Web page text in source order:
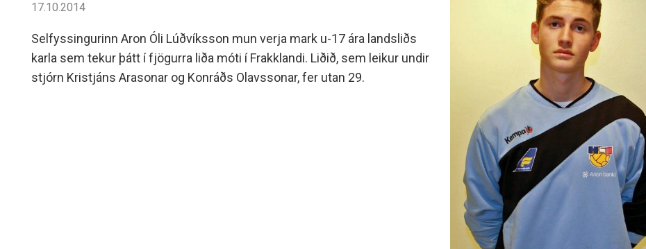
17.10.2014
Selfyssingurinn Aron Óli Lúðvíksson mun verja mark u-17 ára landsliðs
karla sem tekur þátt í fjögurra liða móti í Frakklandi. Liðið, sem leikur undir
stjórn Kristjáns Arasonar og Konráðs Olavssonar, fer utan 29.